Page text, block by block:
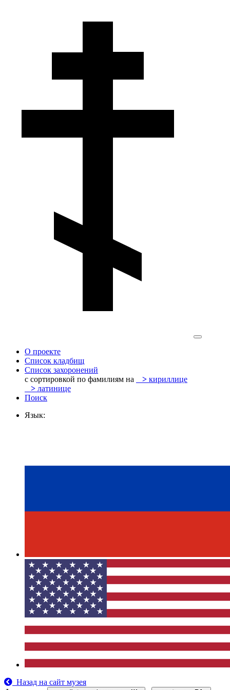
О проекте
Список кладбищ
Список захоронений
с сортировкой по фамилиям на
> кириллице
> латинице
Поиск
Язык:
Назад на сайт музея